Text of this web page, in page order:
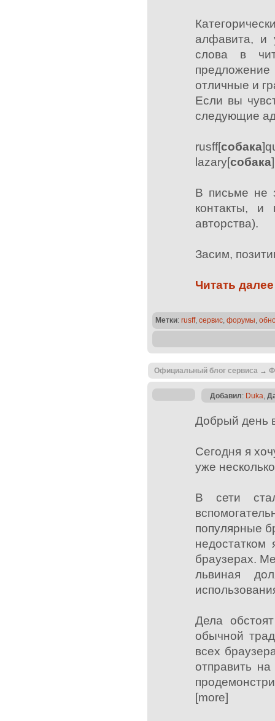
алфавита, и
слова в
отличные и
Если вы
следующие
rusff[собака
lazary[собака
В письме не
контакты, и
авторства).
Засим,
Читать
Метки: rusff, сервис, форумы,
Официальный блог сервиса →
Добавил: Duka,
Добрый день
Сегодня я
уже
В сети
популярные
недостатком
браузерах.
львиная
Дела
обычной
всех
отправить
[more]